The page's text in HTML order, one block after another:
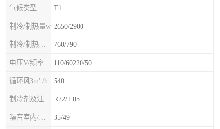
气候类型 T1
制冷/制热量w 2650/2900
760/790
110/60220/50
循环风3m' /h 540
R22/1.05
35/49